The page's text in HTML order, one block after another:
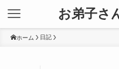
お弟子さ
ホーム 日記